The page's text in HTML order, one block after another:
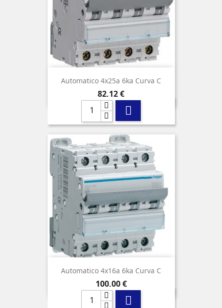
Automatico 4x25a 6ka Curva C
Precio
82,12 €

Automatico 4x16a 6ka Curva C
Precio
100,00 €
